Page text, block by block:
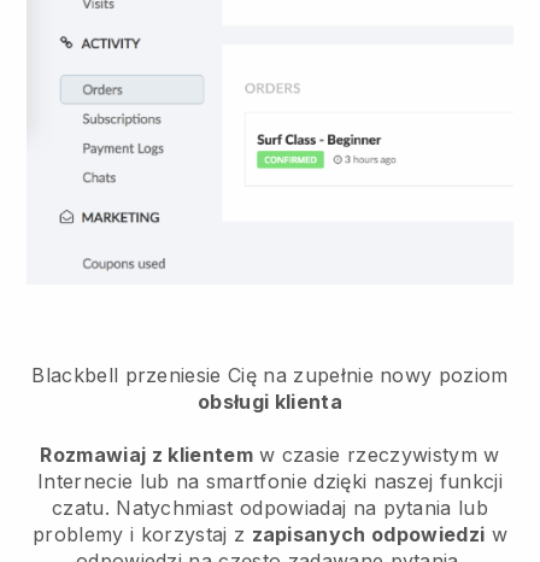
Blackbell przeniesie Cię na zupełnie nowy poziom
obsługi klienta
Rozmawiaj z klientemw czasie rzeczywistym w
Internecie lub na smartfonie dzięki naszej funkcji
czatu. Natychmiast odpowiadaj na pytania lub
problemy i korzystaj z zapisanych odpowiedzi w